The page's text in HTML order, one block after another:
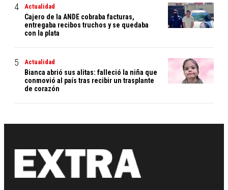
Actualidad
Cajero de la ANDE cobraba facturas,
entregaba recibos truchos y se quedaba
con la plata
Actualidad
Bianca abrió sus alitas: falleció la niña que
conmovió al país tras recibir un trasplante
de corazón